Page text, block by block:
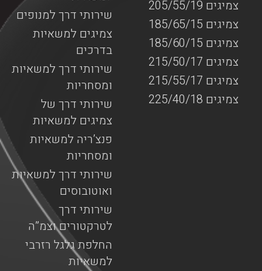
שירותי דרך למנופים
צמיגים למשאיות
בדרכים
שירותי דרך למשאיות
ומסחריות
שירותי דרך של
צמיגים למשאיות
פנצ’ריה למשאיות
ומסחריות
שירותי דרך למשאיות
ואוטובוסים
שירותי דרך
לטרקטורים וצמ”ה
החלפת גלגל רזרבי
למשאיות
צמיגים 205/55/19
צמיגים 185/65/15
צמיגים 185/60/15
צמיגים 215/50/17
צמיגים 215/55/17
צמיגים 225/40/18